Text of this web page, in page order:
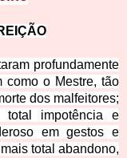
EIÇÃO
profundamente
como o Mestre, tão
dos malfeitores;
impotência e
em gestos e
total abandono,